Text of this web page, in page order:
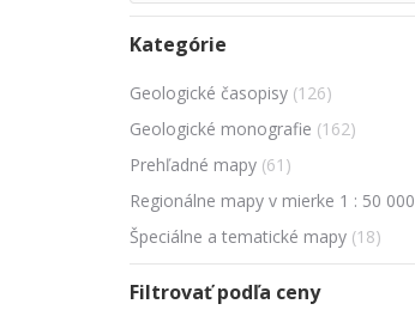
Kategórie
Geologické časopisy (126)
Geologické monografie (162)
Prehľadné mapy (61)
Regionálne mapy v mierke 1 : 50 000
Špeciálne a tematické mapy (18)
Filtrovať podľa ceny